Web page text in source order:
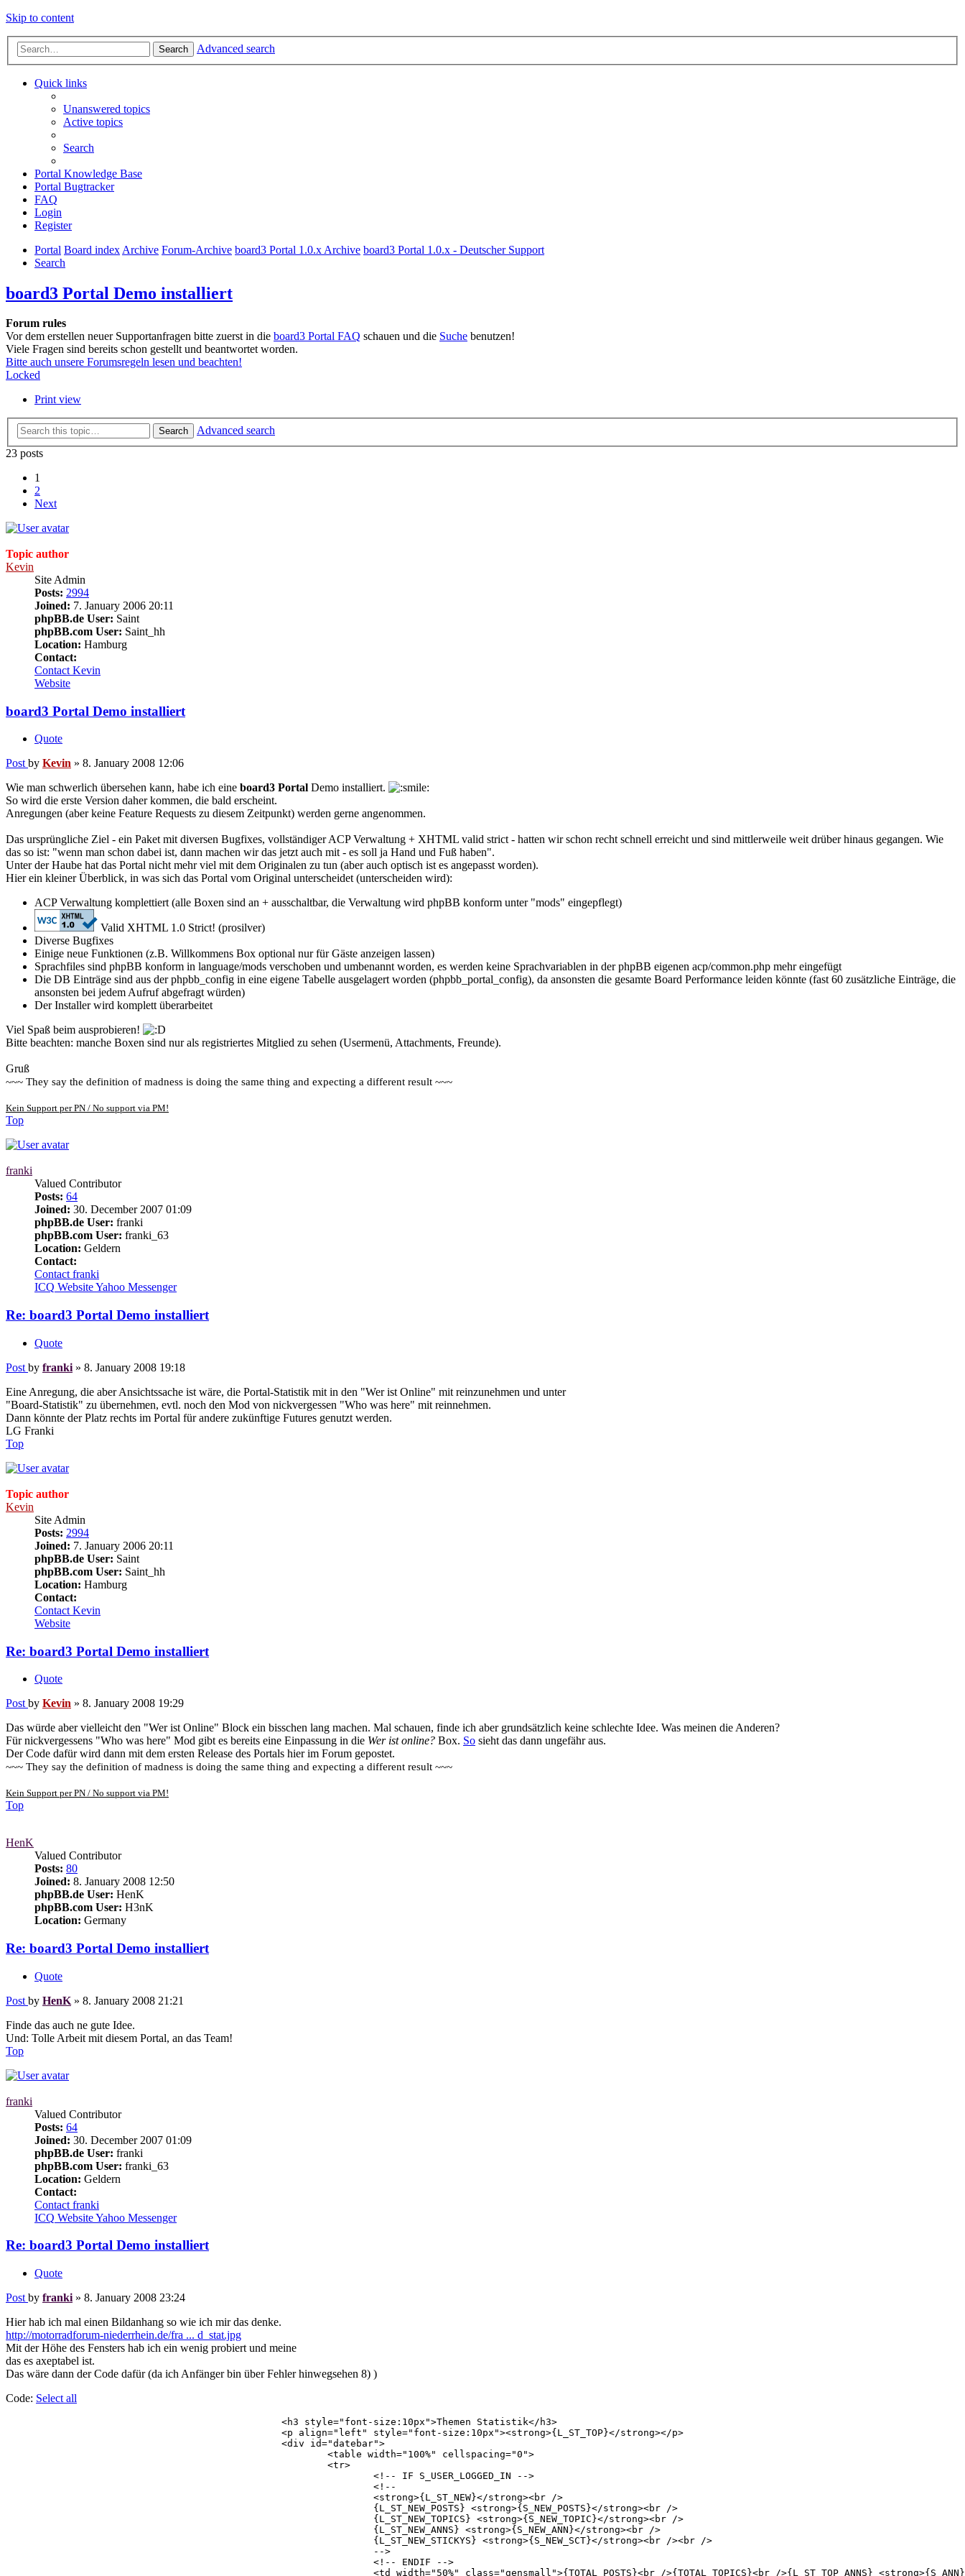
Skip to content
Search Advanced search
Quick links
Unanswered topics
Active topics
Search
Portal Knowledge Base
Portal Bugtracker
FAQ
Login
Register
Portal Board index Archive Forum-Archive board3 Portal 1.0.x Archive board3 Portal 1.0.x - Deutscher Support
Search
board3 Portal Demo installiert
Forum rules
Vor dem erstellen neuer Supportanfragen bitte zuerst in die board3 Portal FAQ schauen und die Suche benutzen!
Viele Fragen sind bereits schon gestellt und beantwortet worden.
Bitte auch unsere Forumsregeln lesen und beachten!
Locked
Print view
Search
Advanced search
23 posts
1
2
Next
Topic author
Kevin
Site Admin
Posts: 2994
Joined: 7. January 2006 20:11
phpBB.de User: Saint
phpBB.com User: Saint_hh
Location: Hamburg
Contact:
Contact Kevin
Website
board3 Portal Demo installiert
Quote
Post by Kevin » 8. January 2008 12:06
Wie man schwerlich übersehen kann, habe ich eine board3 Portal Demo installiert.
So wird die erste Version daher kommen, die bald erscheint.
Anregungen (aber keine Feature Requests zu diesem Zeitpunkt) werden gerne angenommen.
Das ursprüngliche Ziel - ein Paket mit diversen Bugfixes, vollständiger ACP Verwaltung + XHTML valid strict - hatten wir schon recht schnell erreicht und sind mittlerweile weit drüber hinaus gegangen. Wie
das so ist: "wenn man schon dabei ist, dann machen wir das jetzt auch mit - es soll ja Hand und Fuß haben".
Unter der Haube hat das Portal nicht mehr viel mit dem Originalen zu tun (aber auch optisch ist es angepasst worden).
Hier ein kleiner Überblick, in was sich das Portal vom Original unterscheidet (unterscheiden wird):
ACP Verwaltung komplettiert (alle Boxen sind an + ausschaltbar, die Verwaltung wird phpBB konform unter "mods" eingepflegt)
Valid XHTML 1.0 Strict! (prosilver)
Diverse Bugfixes
Einige neue Funktionen (z.B. Willkommens Box optional nur für Gäste anzeigen lassen)
Sprachfiles sind phpBB konform in language/mods verschoben und umbenannt worden, es werden keine Sprachvariablen in der phpBB eigenen acp/common.php mehr eingefügt
Die DB Einträge sind aus der phpbb_config in eine eigene Tabelle ausgelagert worden (phpbb_portal_config), da ansonsten die gesamte Board Performance leiden könnte (fast 60 zusätzliche Einträge, die
ansonsten bei jedem Aufruf abgefragt würden)
Der Installer wird komplett überarbeitet
Viel Spaß beim ausprobieren!
Bitte beachten: manche Boxen sind nur als registriertes Mitglied zu sehen (Usermenü, Attachments, Freunde).
Gruß
~~~ They say the definition of madness is doing the same thing and expecting a different result ~~~
Kein Support per PN / No support via PM!
Top
franki
Valued Contributor
Posts: 64
Joined: 30. December 2007 01:09
phpBB.de User: franki
phpBB.com User: franki_63
Location: Geldern
Contact:
Contact franki
ICQ WebsiteYahoo Messenger
Re: board3 Portal Demo installiert
Quote
Post by franki » 8. January 2008 19:18
Eine Anregung, die aber Ansichtssache ist wäre, die Portal-Statistik mit in den "Wer ist Online" mit reinzunehmen und unter
"Board-Statistik" zu übernehmen, evtl. noch den Mod von nickvergessen "Who was here" mit reinnehmen.
Dann könnte der Platz rechts im Portal für andere zukünftige Futures genutzt werden.
LG Franki
Top
Topic author
Kevin
Site Admin
Posts: 2994
Joined: 7. January 2006 20:11
phpBB.de User: Saint
phpBB.com User: Saint_hh
Location: Hamburg
Contact:
Contact Kevin
Website
Re: board3 Portal Demo installiert
Quote
Post by Kevin » 8. January 2008 19:29
Das würde aber vielleicht den "Wer ist Online" Block ein bisschen lang machen. Mal schauen, finde ich aber grundsätzlich keine schlechte Idee. Was meinen die Anderen?
Für nickvergessens "Who was here" Mod gibt es bereits eine Einpassung in die Wer ist online? Box. So sieht das dann ungefähr aus.
Der Code dafür wird dann mit dem ersten Release des Portals hier im Forum gepostet.
~~~ They say the definition of madness is doing the same thing and expecting a different result ~~~
Kein Support per PN / No support via PM!
Top
HenK
Valued Contributor
Posts: 80
Joined: 8. January 2008 12:50
phpBB.de User: HenK
phpBB.com User: H3nK
Location: Germany
Re: board3 Portal Demo installiert
Quote
Post by HenK » 8. January 2008 21:21
Finde das auch ne gute Idee.
Und: Tolle Arbeit mit diesem Portal, an das Team!
Top
franki
Valued Contributor
Posts: 64
Joined: 30. December 2007 01:09
phpBB.de User: franki
phpBB.com User: franki_63
Location: Geldern
Contact:
Contact franki
ICQ WebsiteYahoo Messenger
Re: board3 Portal Demo installiert
Quote
Post by franki » 8. January 2008 23:24
Hier hab ich mal einen Bildanhang so wie ich mir das denke.
http://motorradforum-niederrhein.de/fra ... d_stat.jpg
Mit der Höhe des Fensters hab ich ein wenig probiert und meine
das es axeptabel ist.
Das wäre dann der Code dafür (da ich Anfänger bin über Fehler hinwegsehen 8) )
Code: Select all